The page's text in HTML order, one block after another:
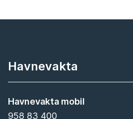
Havnevakta
Havnevakta mobil
958 83 400